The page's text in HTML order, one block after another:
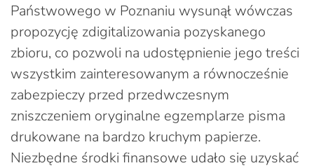
Państwowego w Poznaniu wysunął wówczas
propozycję zdigitalizowania pozyskanego
zbioru, co pozwoli na udostępnienie jego treści
wszystkim zainteresowanym a równocześnie
zabezpieczy przed przedwczesnym
zniszczeniem oryginalne egzemplarze pisma
drukowane na bardzo kruchym papierze.
Niezbędne środki finansowe udało się uzyskać